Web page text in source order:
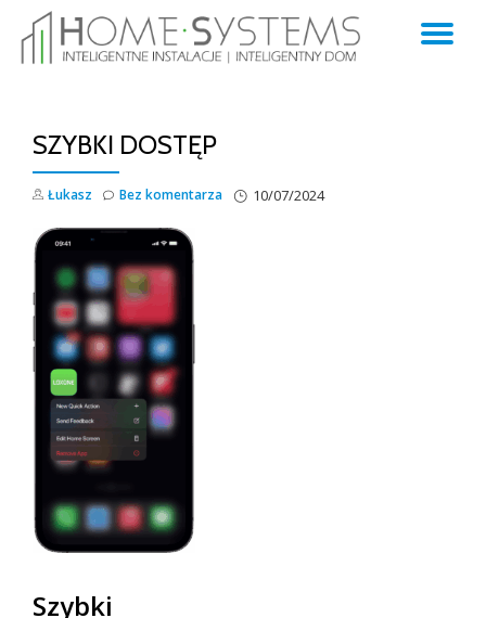
SZYBKI DOSTĘP
Łukasz 10/07/2024
Bez komentarza
Szybki